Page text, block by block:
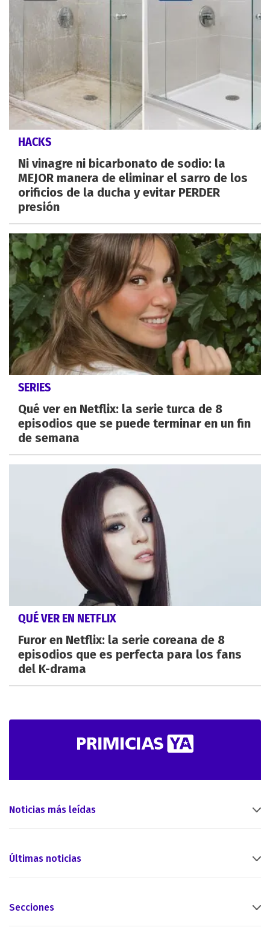
HACKS
Ni vinagre ni bicarbonato de sodio: la
MEJOR manera de eliminar el sarro de los
orificios de la ducha y evitar PERDER
presión
SERIES
Qué ver en Netflix: la serie turca de 8
episodios que se puede terminar en un fin
de semana
QUÉ VER EN NETFLIX
Furor en Netflix: la serie coreana de 8
episodios que es perfecta para los fans
del K-drama
Noticias más leídas
Últimas noticias
Secciones